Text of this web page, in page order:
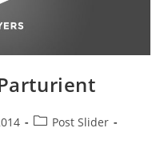
Beitrags-
Post Slider